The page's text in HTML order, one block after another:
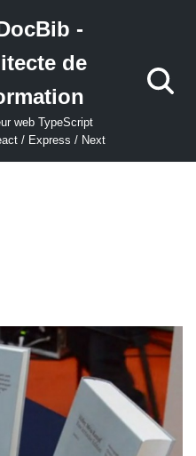
-
de
web TypeScript
/ Express / Next